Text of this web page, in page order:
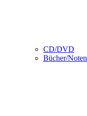
CD/DVD
Bücher/Noten